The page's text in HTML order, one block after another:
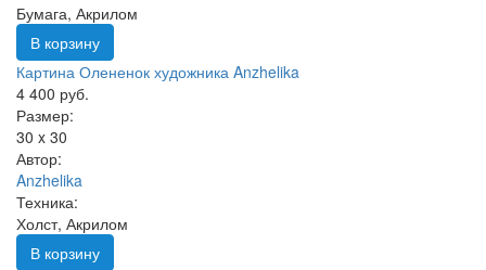
Бумага, Акрилом
В корзину
Картина Олененок художника Anzhelika
4 400 руб.
Размер:
30 x 30
Автор:
Anzhelika
Техника:
Холст, Акрилом
В корзину